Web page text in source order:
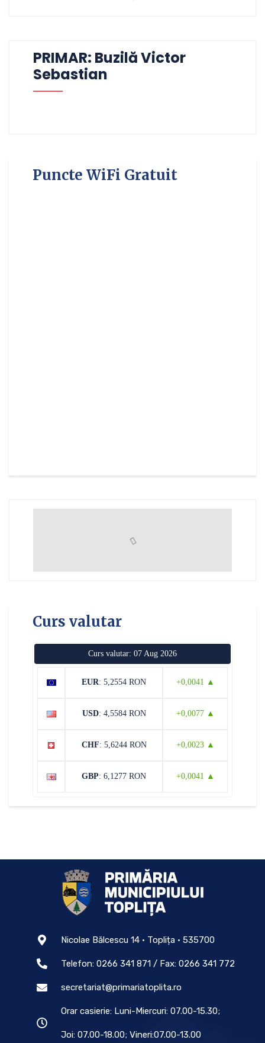
PRIMAR: Buzilă Victor
Sebastian
Puncte WiFi Gratuit
Curs valutar
Curs valutar: 07 Aug 2026
EUR: 5,2554 RON +0,0041 ▲
USD: 4,5584 RON +0,0077 ▲
CHF: 5,6244 RON +0,0023 ▲
GBP: 6,1277 RON +0,0041 ▲
Nicolae Bălcescu 14 • Toplița • 535700
Telefon: 0266 341 871 / Fax: 0266 341 772
secretariat@primariatoplita.ro
Orar casierie: Luni-Miercuri: 07.00-15.30;
Joi: 07.00-18.00; Vineri:07.00-13.00